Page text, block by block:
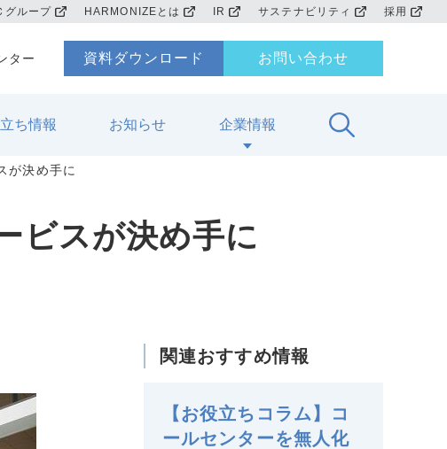
グループ HARMONIZEとは IR サステナビリティ 採用
ち情報 お知らせ 企業情報
資料ダウンロード お問い合わせ
ター
が決め手に
ビスが決め手に
関連おすすめ情報
【お役立ちコラム】コ
ールセンターを無人化